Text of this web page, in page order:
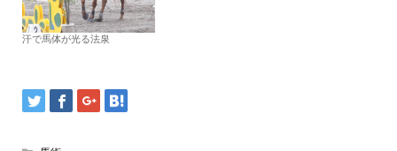
汗で馬体が光る法泉